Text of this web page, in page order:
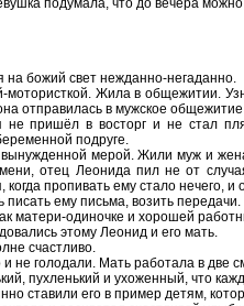
подумала, что до вечера
на божий свет нежданно-негаданно.
мотористкой. Жила в общежитии.
отправилась в мужское
не пришёл в восторг и не стал
подруге.
вынужденной мерой. Жили муж и
отец Леонида пил не от
пропивать ему стало нечего,
писать ему письма, возить
матери-одиночке и хорошей
этому Леонид и его мать.
счастливо.
не голодали. Мать работала в две
пухленький и ухоженный, что
ставили его в пример детям,